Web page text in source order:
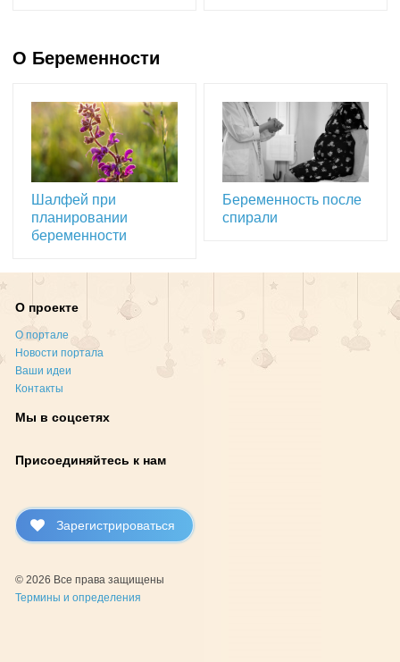
О Беременности
Шалфей при
планировании
беременности
Беременность после
спирали
О проекте
О портале
Новости портала
Ваши идеи
Контакты
Мы в соцсетях
Присоединяйтесь к нам
Зарегистрироваться
© 2026 Все права защищены
Термины и определения